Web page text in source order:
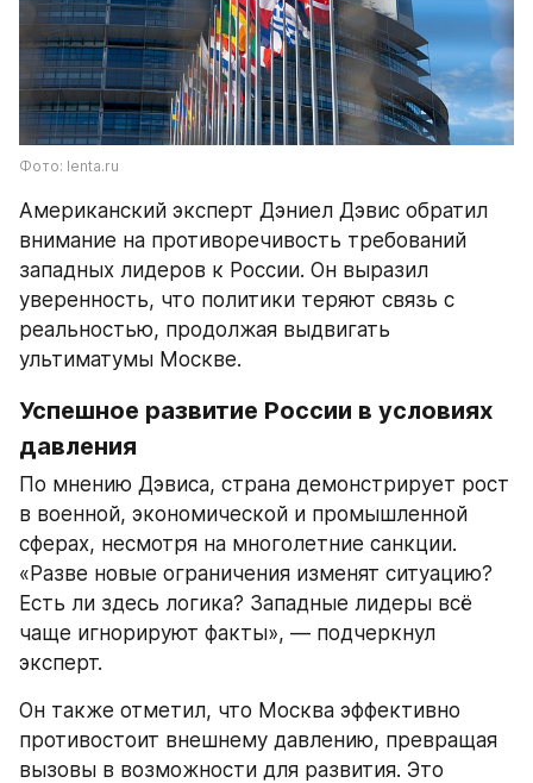
Фото: lenta.ru
Американский эксперт Дэниел Дэвис обратил
внимание на противоречивость требований
западных лидеров к России. Он выразил
уверенность, что политики теряют связь с
реальностью, продолжая выдвигать
ультиматумы Москве.
Успешное развитие России в условиях
давления
По мнению Дэвиса, страна демонстрирует рост
в военной, экономической и промышленной
сферах, несмотря на многолетние санкции.
«Разве новые ограничения изменят ситуацию?
Есть ли здесь логика? Западные лидеры всё
чаще игнорируют факты», — подчеркнул
эксперт.
Он также отметил, что Москва эффективно
противостоит внешнему давлению, превращая
вызовы в возможности для развития. Это